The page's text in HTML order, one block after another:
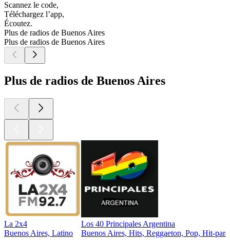
Scannez le code,
Téléchargez l’app,
Écoutez.
Plus de radios de Buenos Aires
Plus de radios de Buenos Aires
Plus de radios de Buenos Aires
La 2x4
Buenos Aires, Latino
Los 40 Principales Argentina
Buenos Aires, Hits, Reggaeton, Pop, Hit-